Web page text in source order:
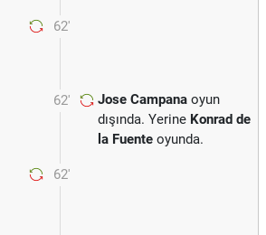
62'
62' Jose Campana oyun
dışında. Yerine Konrad de
la Fuente oyunda.
62'